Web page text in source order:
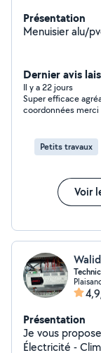
Présentation
Menuisier alu/
Dernier avis
Il y a 22 jours
Super efficace
coordonnées merci
Petits travaux
Voir
Présentation
Je vous
Électricité - Climatisation - Plomberie / Sanitaire -